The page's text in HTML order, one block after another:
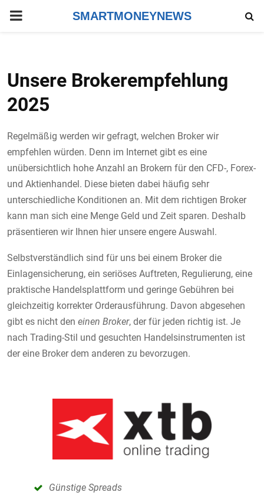
PRIMARY
SMARTMONEYNEWS
Unsere Brokerempfehlung
2025
Regelmäßig werden wir gefragt, welchen Broker wir
empfehlen würden. Denn im Internet gibt es eine
unübersichtlich hohe Anzahl an Brokern für den CFD-, Forex-
und Aktienhandel. Diese bieten dabei häufig sehr
unterschiedliche Konditionen an. Mit dem richtigen Broker
kann man sich eine Menge Geld und Zeit sparen. Deshalb
präsentieren wir Ihnen hier unsere engere Auswahl.
Selbstverständlich sind für uns bei einem Broker die
Einlagensicherung, ein seriöses Auftreten, Regulierung, eine
praktische Handelsplattform und geringe Gebühren bei
gleichzeitig korrekter Orderausführung. Davon abgesehen
gibt es nicht den einen Broker, der für jeden richtig ist. Je
nach Trading-Stil und gesuchten Handelsinstrumenten ist
der eine Broker dem anderen zu bevorzugen.
Günstige Spreads